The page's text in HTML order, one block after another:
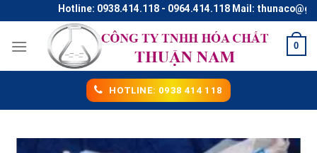
to
content
Hotline: 0938.414.118 - 0964.414.118 Mail:
0
HOTLINE: 0938 414 118